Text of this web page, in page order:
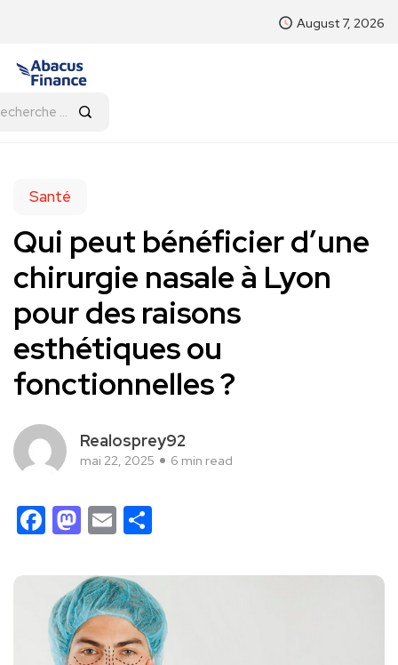
August 7, 2026
Santé
Qui peut bénéficier d’une
chirurgie nasale à Lyon
pour des raisons
esthétiques ou
fonctionnelles ?
Realosprey92
mai 22, 2025 6 min read
Facebook
Mastodon
Email